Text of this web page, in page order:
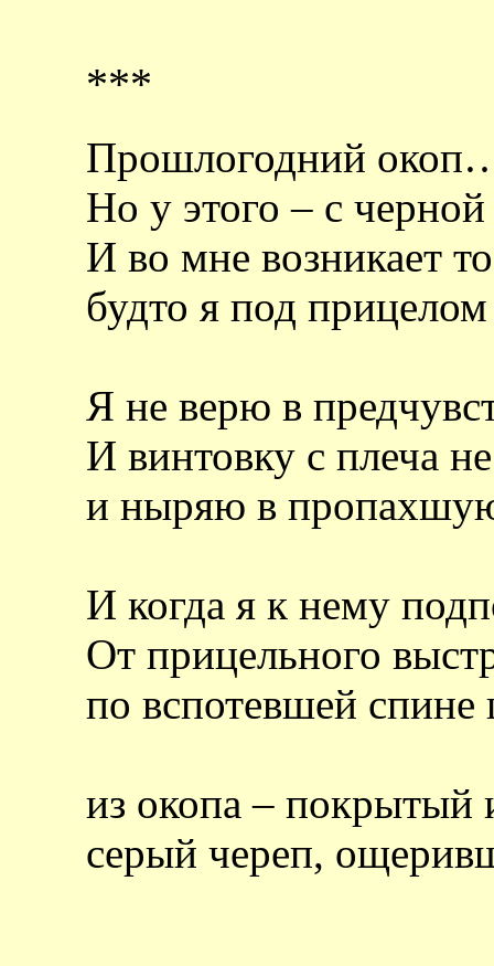
***
Прошлогодний
Но у этого – с
И во мне возникает
будто я под
Я не верю в
И винтовку с плеча
и ныряю в
И когда я к нему
От прицельного
по вспотевшей
из окопа – покрытый
серый череп,